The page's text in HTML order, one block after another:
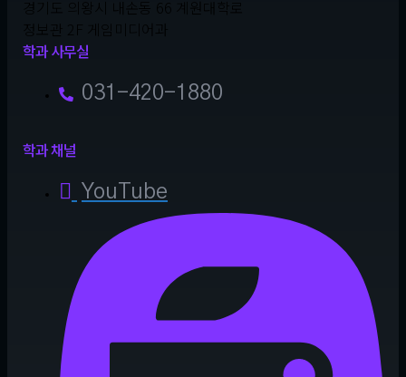
경기도 의왕시 내손동 66 계원대학로
정보관 2F 게임미디어과
학과 사무실
031-420-1880
학과 채널
YouTube